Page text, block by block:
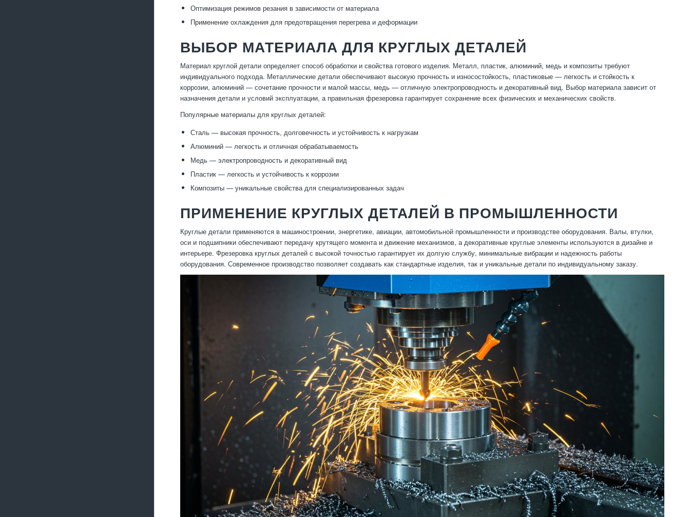
Оптимизация режимов резания в зависимости от материала
Применение охлаждения для предотвращения перегрева и деформации
ВЫБОР МАТЕРИАЛА ДЛЯ КРУГЛЫХ ДЕТАЛЕЙ
Материал круглой детали определяет способ обработки и свойства готового изделия. Металл, пластик, алюминий, медь и композиты требуют
индивидуального подхода. Металлические детали обеспечивают высокую прочность и износостойкость, пластиковые — легкость и стойкость к
коррозии, алюминий — сочетание прочности и малой массы, медь — отличную электропроводность и декоративный вид. Выбор материала зависит от
назначения детали и условий эксплуатации, а правильная фрезеровка гарантирует сохранение всех физических и механических свойств.
Популярные материалы для круглых деталей:
Сталь — высокая прочность, долговечность и устойчивость к нагрузкам
Алюминий — легкость и отличная обрабатываемость
Медь — электропроводность и декоративный вид
Пластик — легкость и устойчивость к коррозии
Композиты — уникальные свойства для специализированных задач
ПРИМЕНЕНИЕ КРУГЛЫХ ДЕТАЛЕЙ В ПРОМЫШЛЕННОСТИ
Круглые детали применяются в машиностроении, энергетике, авиации, автомобильной промышленности и производстве оборудования. Валы, втулки,
оси и подшипники обеспечивают передачу крутящего момента и движение механизмов, а декоративные круглые элементы используются в дизайне и
интерьере. Фрезеровка круглых деталей с высокой точностью гарантирует их долгую службу, минимальные вибрации и надежность работы
оборудования. Современное производство позволяет создавать как стандартные изделия, так и уникальные детали по индивидуальному заказу.